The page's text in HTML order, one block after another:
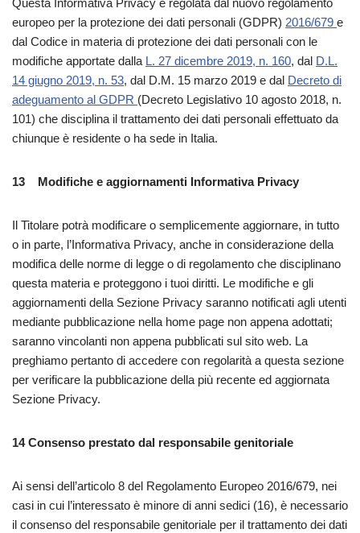
Questa Informativa Privacy è regolata dal nuovo regolamento
europeo per la protezione dei dati personali (GDPR) 2016/679 e
dal Codice in materia di protezione dei dati personali con le
modifiche apportate dalla L. 27 dicembre 2019, n. 160, dal D.L.
14 giugno 2019, n. 53, dal D.M. 15 marzo 2019 e dal Decreto di
adeguamento al GDPR (Decreto Legislativo 10 agosto 2018, n.
101) che disciplina il trattamento dei dati personali effettuato da
chiunque è residente o ha sede in Italia.
13 Modifiche e aggiornamenti Informativa Privacy
Il Titolare potrà modificare o semplicemente aggiornare, in tutto
o in parte, l’Informativa Privacy, anche in considerazione della
modifica delle norme di legge o di regolamento che disciplinano
questa materia e proteggono i tuoi diritti. Le modifiche e gli
aggiornamenti della Sezione Privacy saranno notificati agli utenti
mediante pubblicazione nella home page non appena adottati;
saranno vincolanti non appena pubblicati sul sito web. La
preghiamo pertanto di accedere con regolarità a questa sezione
per verificare la pubblicazione della più recente ed aggiornata
Sezione Privacy.
14 Consenso prestato dal responsabile genitoriale
Ai sensi dell’articolo 8 del Regolamento Europeo 2016/679, nei
casi in cui l’interessato è minore di anni sedici (16), è necessario
il consenso del responsabile genitoriale per il trattamento dei dati